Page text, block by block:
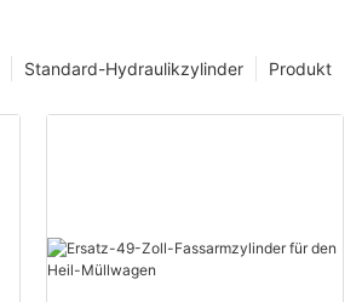
Produkt
Standard-Hydraulikzylinder